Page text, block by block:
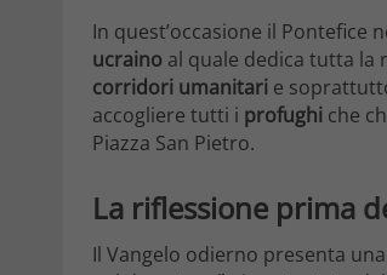
In quest’occasione il Pontefice
ucraino al quale dedica tutta la
corridori umanitari e
accogliere tutti i profughi che
Piazza San Pietro.
La riflessione prima
Il Vangelo odierno presenta